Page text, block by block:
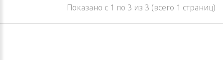
Показано с 1 по 3 из 3 (всего 1 страниц)